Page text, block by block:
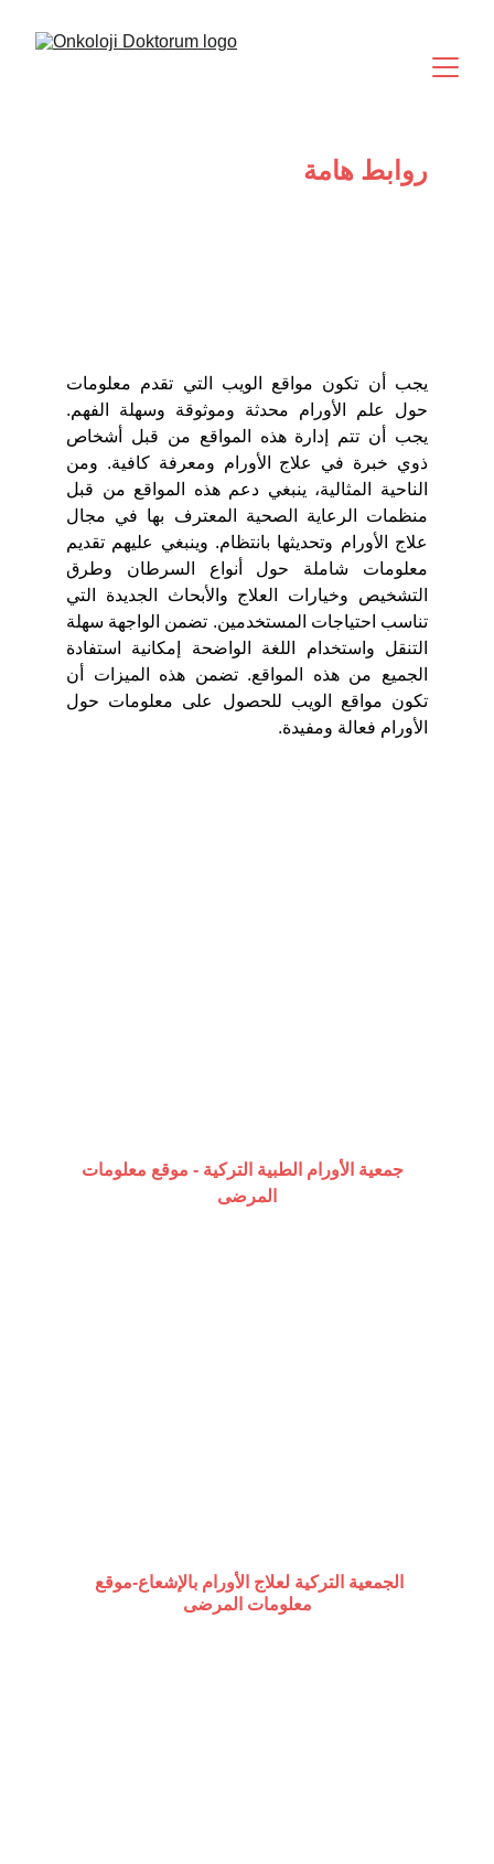
روابط هامة
يجب أن تكون مواقع الويب التي تقدم معلومات
حول علم الأورام محدثة وموثوقة وسهلة الفهم.
يجب أن تتم إدارة هذه المواقع من قبل أشخاص
ذوي خبرة في علاج الأورام ومعرفة كافية. ومن
الناحية المثالية، ينبغي دعم هذه المواقع من قبل
منظمات الرعاية الصحية المعترف بها في مجال
علاج الأورام وتحديثها بانتظام. وينبغي عليهم تقديم
معلومات شاملة حول أنواع السرطان وطرق
التشخيص وخيارات العلاج والأبحاث الجديدة التي
تناسب احتياجات المستخدمين. تضمن الواجهة سهلة
التنقل واستخدام اللغة الواضحة إمكانية استفادة
الجميع من هذه المواقع. تضمن هذه الميزات أن
تكون مواقع الويب للحصول على معلومات حول
الأورام فعالة ومفيدة.
الجمعية التركية لعلاج الأورام بالإشعاع-موقع
معلومات المرضى
جمعية الأورام الطبية التركية - موقع معلومات
المرضى